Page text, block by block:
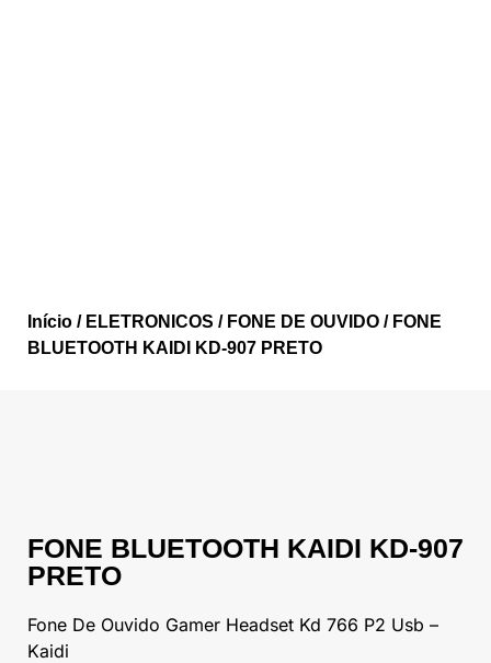
Início / ELETRONICOS / FONE DE OUVIDO / FONE
BLUETOOTH KAIDI KD-907 PRETO
FONE BLUETOOTH KAIDI KD-907
PRETO
Fone De Ouvido Gamer Headset Kd 766 P2 Usb –
Kaidi